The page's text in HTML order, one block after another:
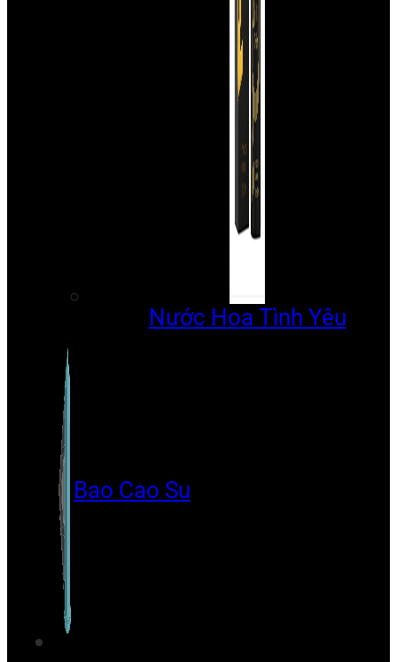
Nước Hoa Tình Yêu
Bao Cao Su